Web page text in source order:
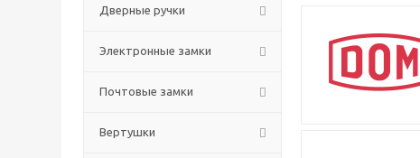
Дверные ручки
Электронные замки
Почтовые замки
Вертушки